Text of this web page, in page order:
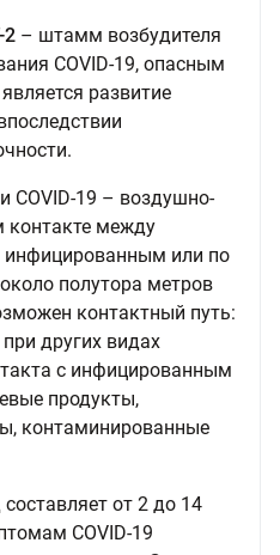
2 – штамм возбудителя
COVID-19, опасным
развитие
COVID-19 – воздушно-
контакте между
или по
полутора метров
контактный путь:
других видах
с инфицированным
продукты,
контаминированные
от 2 до 14
COVID-19